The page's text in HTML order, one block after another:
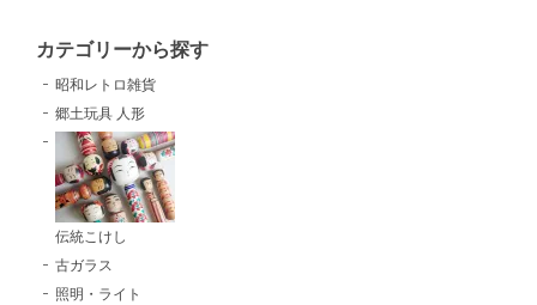
カテゴリーから探す
昭和レトロ雑貨
郷土玩具 人形
伝統こけし
古ガラス
照明・ライト